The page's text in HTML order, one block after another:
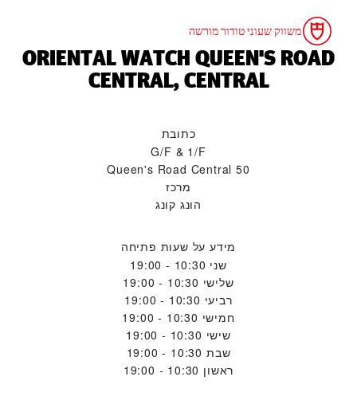
משווק שעוני טודור מורשה
‭ORIENTAL WATCH QUEEN'S ROAD
CENTRAL, CENTRAL‬
כתובת
G/F & 1/F
50 Queen's Road Central
מרכז
הונג קונג
מידע על שעות פתיחה
שני 10:30 - 19:00
שלישי 10:30 - 19:00
רביעי 10:30 - 19:00
חמישי 10:30 - 19:00
שישי 10:30 - 19:00
שבת 10:30 - 19:00
ראשון 10:30 - 19:00